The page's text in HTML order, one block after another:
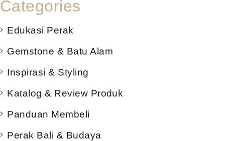
Categories
Edukasi Perak
Gemstone & Batu Alam
Inspirasi & Styling
Katalog & Review Produk
Panduan Membeli
Perak Bali & Budaya